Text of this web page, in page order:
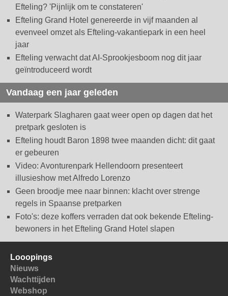
Efteling? 'Pijnlijk om te constateren'
Efteling Grand Hotel genereerde in vijf maanden al
evenveel omzet als Efteling-vakantiepark in een heel
jaar
Efteling verwacht dat AI-Sprookjesboom nog dit jaar
geïntroduceerd wordt
Vandaag een jaar geleden
Waterpark Slagharen gaat weer open op dagen dat het
pretpark gesloten is
Efteling houdt Baron 1898 twee maanden dicht: dit gaat
er gebeuren
Video: Avonturenpark Hellendoorn presenteert
illusieshow met Alfredo Lorenzo
Geen broodje mee naar binnen: klacht over strenge
regels in Spaanse pretparken
Foto's: deze koffers verraden dat ook bekende Efteling-
bewoners in het Efteling Grand Hotel slapen
Looopings
Nieuws
Wachttijden
Webshop